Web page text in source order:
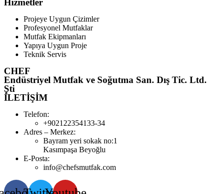
Hizmetler
Projeye Uygun Çizimler
Profesyonel Mutfaklar
Mutfak Ekipmanları
Yapıya Uygun Proje
Teknik Servis
CHEF
Endüstriyel Mutfak ve Soğutma San. Dış Tic. Ltd.
Şti
İLETİŞİM
Telefon:
+902122354133-34
Adres – Merkez:
Bayram yeri sokak no:1
Kasımpaşa Beyoğlu
E-Posta:
info@chefsmutfak.com